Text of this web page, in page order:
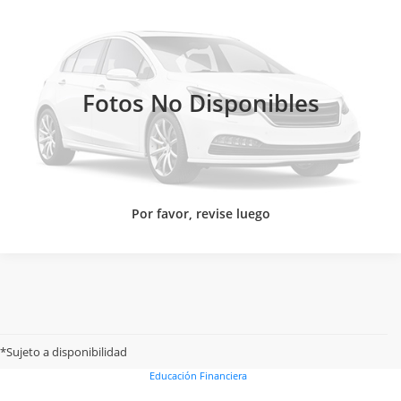
Fotos No Disponibles
Por favor, revise luego
MHRDG3880TJ063596Valores:348766
Reservado CLICK TO CALL
*Sujeto a disponibilidadAviso de privacidad
Costos y comisiones de nuestros productos
Educación Financiera